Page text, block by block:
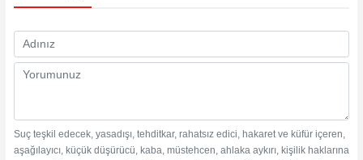
Suç teşkil edecek, yasadışı, tehditkar, rahatsız edici, hakaret ve küfür içeren,
aşağılayıcı, küçük düşürücü, kaba, müstehcen, ahlaka aykırı, kişilik haklarına